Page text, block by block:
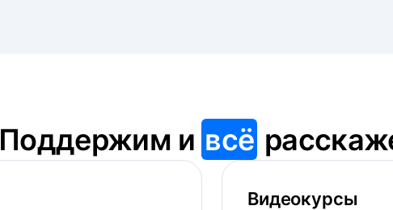
Поддержим и всё
Видеокурсы